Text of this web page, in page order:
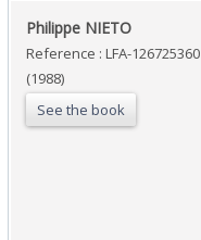
‎Philippe NIETO‎
Reference : LFA-126725360
(1988)
See the book